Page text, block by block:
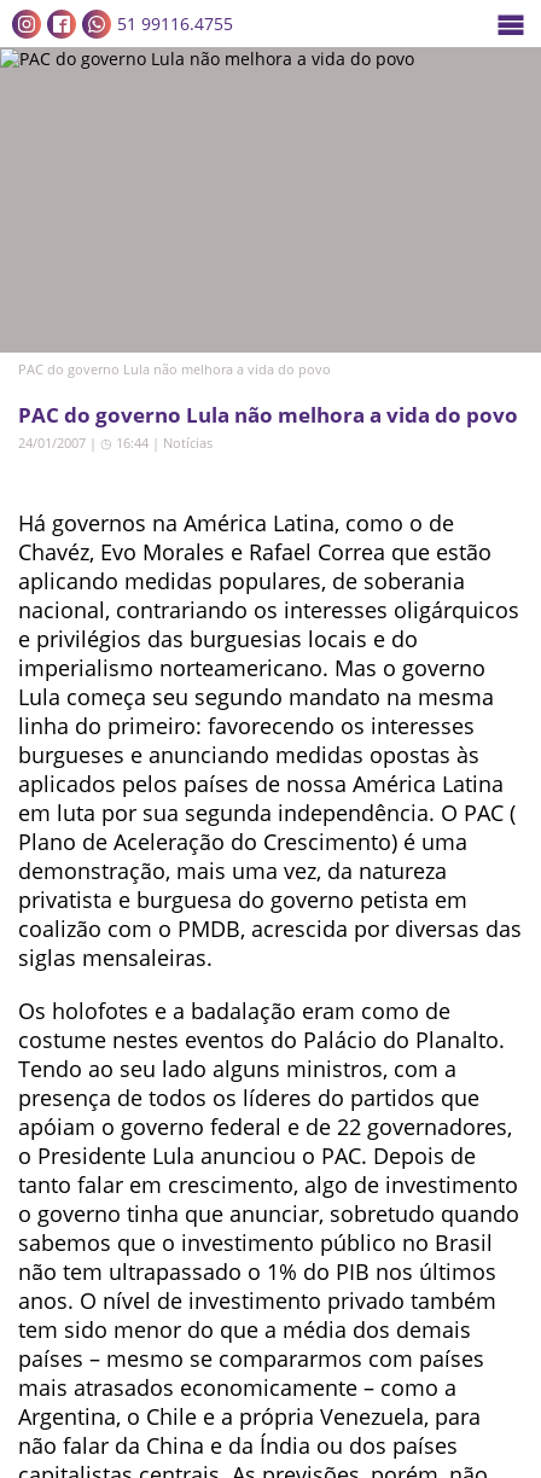
51 99116.4755
PAC do governo Lula não melhora a vida do povo
PAC do governo Lula não melhora a vida do povo
24/01/2007 | ◷ 16:44 | Notícias
Há governos na América Latina, como o de
Chavéz, Evo Morales e Rafael Correa que estão
aplicando medidas populares, de soberania
nacional, contrariando os interesses oligárquicos
e privilégios das burguesias locais e do
imperialismo norteamericano. Mas o governo
Lula começa seu segundo mandato na mesma
linha do primeiro: favorecendo os interesses
burgueses e anunciando medidas opostas às
aplicados pelos países de nossa América Latina
em luta por sua segunda independência. O PAC (
Plano de Aceleração do Crescimento) é uma
demonstração, mais uma vez, da natureza
privatista e burguesa do governo petista em
coalizão com o PMDB, acrescida por diversas das
siglas mensaleiras.
Os holofotes e a badalação eram como de
costume nestes eventos do Palácio do Planalto.
Tendo ao seu lado alguns ministros, com a
presença de todos os líderes do partidos que
apóiam o governo federal e de 22 governadores,
o Presidente Lula anunciou o PAC. Depois de
tanto falar em crescimento, algo de investimento
o governo tinha que anunciar, sobretudo quando
sabemos que o investimento público no Brasil
não tem ultrapassado o 1% do PIB nos últimos
anos. O nível de investimento privado também
tem sido menor do que a média dos demais
países – mesmo se compararmos com países
mais atrasados economicamente – como a
Argentina, o Chile e a própria Venezuela, para
não falar da China e da Índia ou dos países